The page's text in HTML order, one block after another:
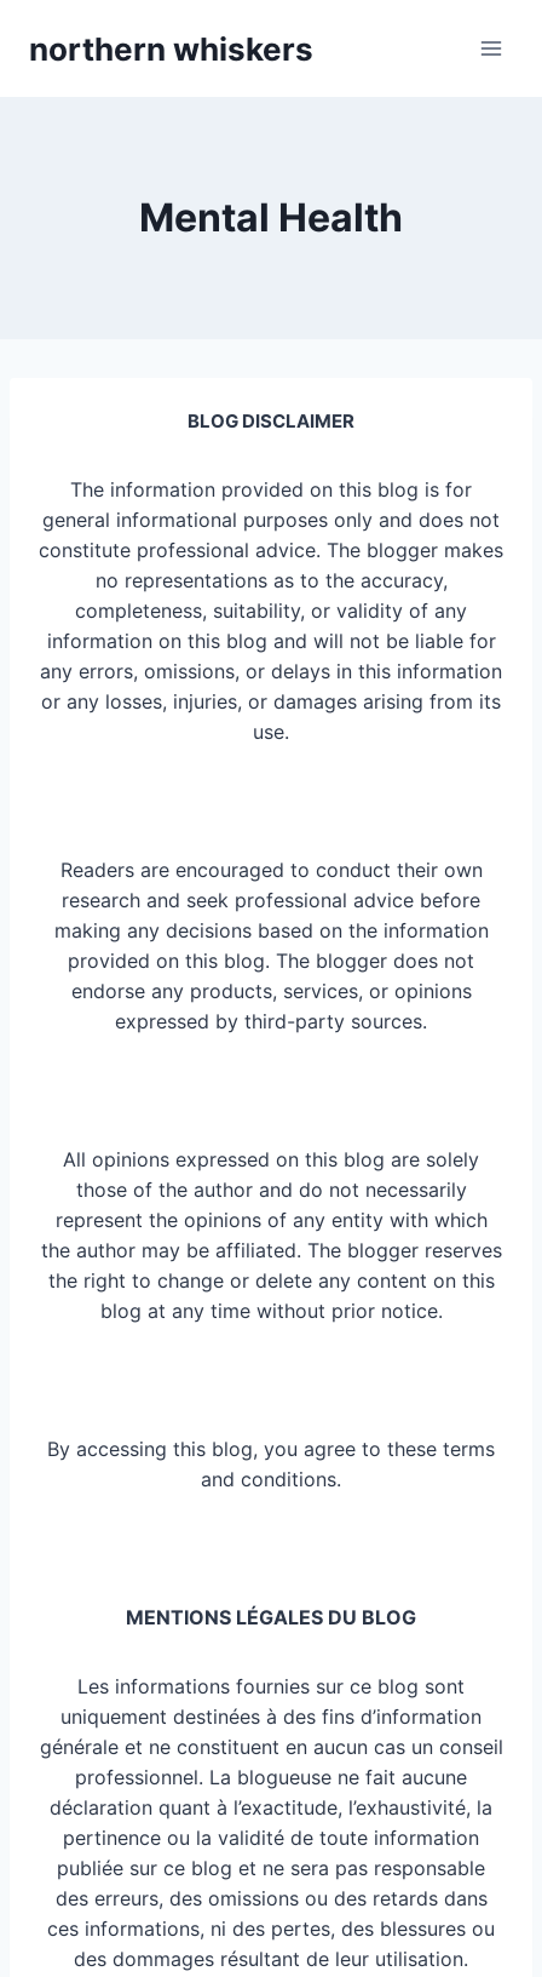
northern whiskers
Mental Health
BLOG DISCLAIMER
The information provided on this blog is for
general informational purposes only and does not
constitute professional advice. The blogger makes
no representations as to the accuracy,
completeness, suitability, or validity of any
information on this blog and will not be liable for
any errors, omissions, or delays in this information
or any losses, injuries, or damages arising from its
use.
Readers are encouraged to conduct their own
research and seek professional advice before
making any decisions based on the information
provided on this blog. The blogger does not
endorse any products, services, or opinions
expressed by third-party sources.
All opinions expressed on this blog are solely
those of the author and do not necessarily
represent the opinions of any entity with which
the author may be affiliated. The blogger reserves
the right to change or delete any content on this
blog at any time without prior notice.
By accessing this blog, you agree to these terms
and conditions.
MENTIONS LÉGALES DU BLOG
Les informations fournies sur ce blog sont
uniquement destinées à des fins d’information
générale et ne constituent en aucun cas un conseil
professionnel. La blogueuse ne fait aucune
déclaration quant à l’exactitude, l’exhaustivité, la
pertinence ou la validité de toute information
publiée sur ce blog et ne sera pas responsable
des erreurs, des omissions ou des retards dans
ces informations, ni des pertes, des blessures ou
des dommages résultant de leur utilisation.